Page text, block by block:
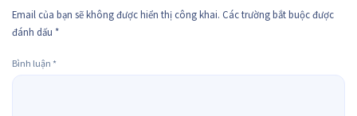
Email của bạn sẽ không được hiển thị công khai. Các trường bắt buộc được
đánh dấu *
Bình luận *